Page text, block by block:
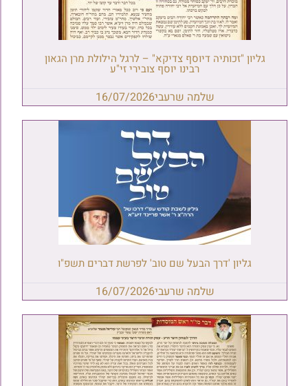
גליון "זכותיה דיוסף צדיקא" – לרגל הילולת מרן הגאון
רבינו יוסף צובירי זי"ע
שלמה שרעבי16/07/2026
גליון 'דרך הבעל שם טוב' לפרשת דברים תשפ"ו
שלמה שרעבי16/07/2026